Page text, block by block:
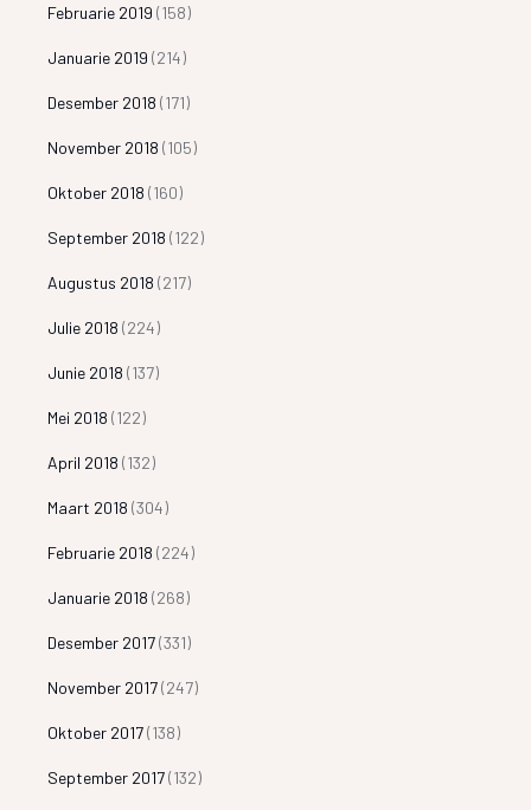
Februarie 2019 (158)
Januarie 2019 (214)
Desember 2018 (171)
November 2018 (105)
Oktober 2018 (160)
September 2018 (122)
Augustus 2018 (217)
Julie 2018 (224)
Junie 2018 (137)
Mei 2018 (122)
April 2018 (132)
Maart 2018 (304)
Februarie 2018 (224)
Januarie 2018 (268)
Desember 2017(331)
November 2017(247)
Oktober 2017(138)
September 2017(132)